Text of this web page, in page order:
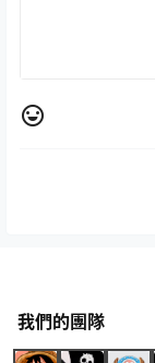
我們的團隊